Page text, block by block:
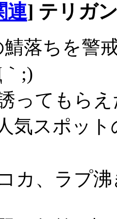
連] テリガ
落ちを警
;)
ってもら
気スポット
カ、ラプ